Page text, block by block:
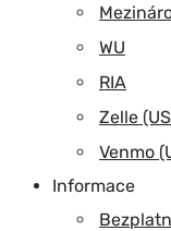
WU
RIA
Zelle
Venmo
Informace